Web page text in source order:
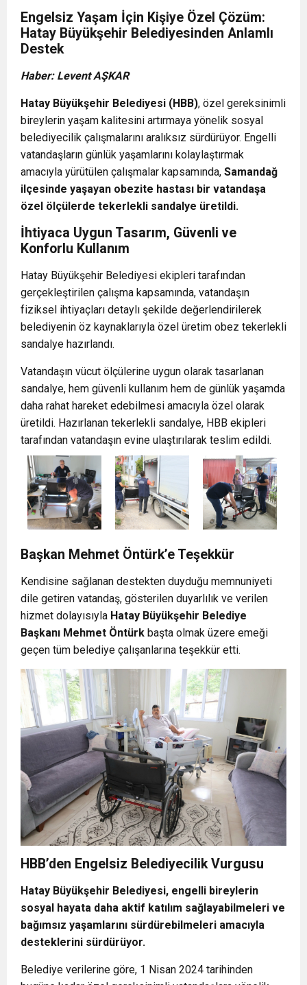
Engelsiz Yaşam İçin Kişiye Özel Çözüm:
Hatay Büyükşehir Belediyesinden Anlamlı
Destek
Haber: Levent AŞKAR
Hatay Büyükşehir Belediyesi (HBB), özel gereksinimli
bireylerin yaşam kalitesini artırmaya yönelik sosyal
belediyecilik çalışmalarını aralıksız sürdürüyor. Engelli
vatandaşların günlük yaşamlarını kolaylaştırmak
amacıyla yürütülen çalışmalar kapsamında, Samandağ
ilçesinde yaşayan obezite hastası bir vatandaşa
özel ölçülerde tekerlekli sandalye üretildi.
İhtiyaca Uygun Tasarım, Güvenli ve
Konforlu Kullanım
Hatay Büyükşehir Belediyesi ekipleri tarafından
gerçekleştirilen çalışma kapsamında, vatandaşın
fiziksel ihtiyaçları detaylı şekilde değerlendirilerek
belediyenin öz kaynaklarıyla özel üretim obez tekerlekli
sandalye hazırlandı.
Vatandaşın vücut ölçülerine uygun olarak tasarlanan
sandalye, hem güvenli kullanım hem de günlük yaşamda
daha rahat hareket edebilmesi amacıyla özel olarak
üretildi. Hazırlanan tekerlekli sandalye, HBB ekipleri
tarafından vatandaşın evine ulaştırılarak teslim edildi.
Başkan Mehmet Öntürk’e Teşekkür
Kendisine sağlanan destekten duyduğu memnuniyeti
dile getiren vatandaş, gösterilen duyarlılık ve verilen
hizmet dolayısıyla Hatay Büyükşehir Belediye
Başkanı Mehmet Öntürk başta olmak üzere emeği
geçen tüm belediye çalışanlarına teşekkür etti.
HBB’den Engelsiz Belediyecilik Vurgusu
Hatay Büyükşehir Belediyesi, engelli bireylerin
sosyal hayata daha aktif katılım sağlayabilmeleri ve
bağımsız yaşamlarını sürdürebilmeleri amacıyla
desteklerini sürdürüyor.
Belediye verilerine göre, 1 Nisan 2024 tarihinden